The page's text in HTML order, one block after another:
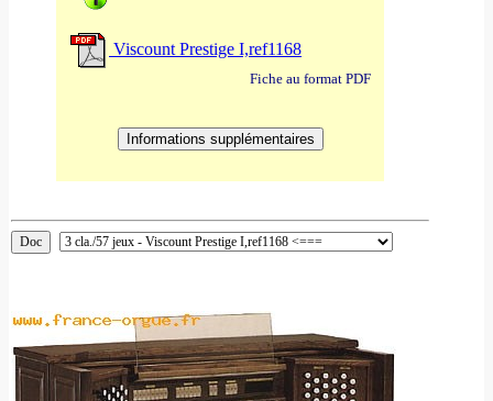
Viscount Prestige I,ref1168
Fiche au format PDF